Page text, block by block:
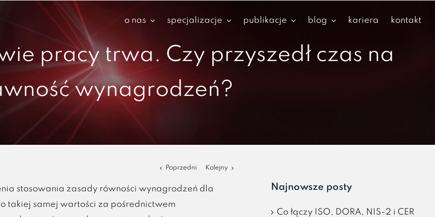
o nas specjalizacje publikacje blog kariera kontakt
pracy trwa. Czy przyszedł czas na
wynagrodzeń?
Poprzedni Kolejny
stosowania zasady równości wynagrodzeń dla
takiej samej wartości za pośrednictwem
Najnowsze posty
Co łączy ISO, DORA, NIS-2 i CER